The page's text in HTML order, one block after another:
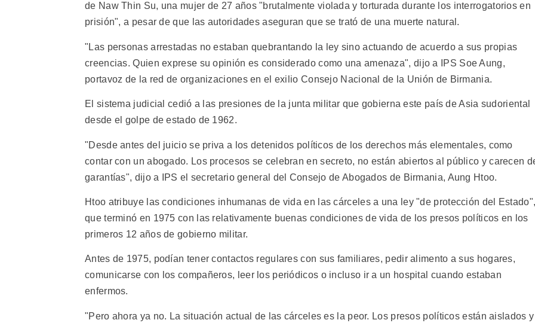
de Naw Thin Su, una mujer de 27 años "brutalmente violada y torturada durante los interrogatorios en
prisión", a pesar de que las autoridades aseguran que se trató de una muerte natural.
"Las personas arrestadas no estaban quebrantando la ley sino actuando de acuerdo a sus propias
creencias. Quien exprese su opinión es considerado como una amenaza", dijo a IPS Soe Aung,
portavoz de la red de organizaciones en el exilio Consejo Nacional de la Unión de Birmania.
El sistema judicial cedió a las presiones de la junta militar que gobierna este país de Asia sudoriental
desde el golpe de estado de 1962.
"Desde antes del juicio se priva a los detenidos políticos de los derechos más elementales, como
contar con un abogado. Los procesos se celebran en secreto, no están abiertos al público y carecen
garantías", dijo a IPS el secretario general del Consejo de Abogados de Birmania, Aung Htoo.
Htoo atribuye las condiciones inhumanas de vida en las cárceles a una ley "de protección del
que terminó en 1975 con las relativamente buenas condiciones de vida de los presos políticos en los
primeros 12 años de gobierno militar.
Antes de 1975, podían tener contactos regulares con sus familiares, pedir alimento a sus hogares,
comunicarse con los compañeros, leer los periódicos o incluso ir a un hospital cuando estaban
enfermos.
"Pero ahora ya no. La situación actual de las cárceles es la peor. Los presos políticos están aislados y